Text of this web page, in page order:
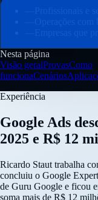
Profissionais e
Operações
Empresas que
Nesta página
Visão geralProvasComo
funcionaCenários
Experiência
Google Ads
2025 e R$ 12
Ricardo Staut trabalha
concluiu o Google
de Guru Google e ficou
soma mais de R$ 12